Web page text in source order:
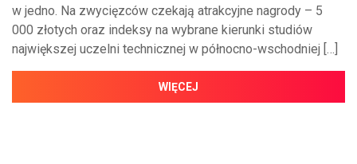
w jedno. Na zwycięzców czekają atrakcyjne nagrody – 5
000 złotych oraz indeksy na wybrane kierunki studiów
największej uczelni technicznej w północno-wschodniej […]
WIĘCEJ